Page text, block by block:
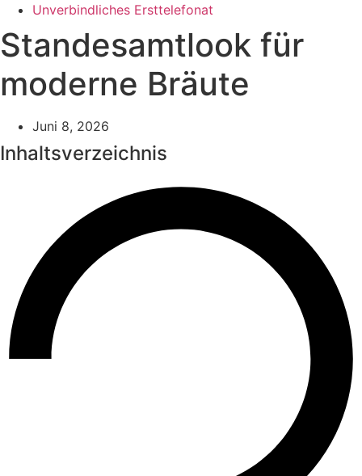
Unverbindliches Ersttelefonat
Standesamtlook für
moderne Bräute
Juni 8, 2026
Inhaltsverzeichnis